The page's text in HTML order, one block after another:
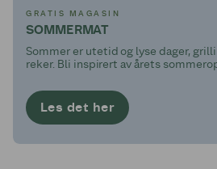
GRATIS MAGASIN
SOMMERMAT
Sommer er utetid og lyse dager,
reker. Bli inspirert av årets
Les det her